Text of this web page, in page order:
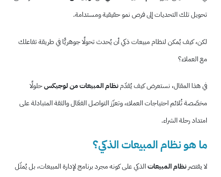
تحويل تلك التحديات إلى فرص نمو حقيقية ومستدامة.
لكن، كيف يُمكن لنظام مبيعات ذكي أن يُحدث تحولًا جوهريًّا في طريقة تفاعلك
مع العملاء؟
في هذا المقال، نستعرض كيف يُقدّمنظام المبيعات من لوجيكسحلولًا
مخصّصة تُلائم احتياجات العملاء، وتعزّز التواصل الفعّال والثقة المتبادلة على
امتداد رحلة الشراء.
ما هو نظام المبيعات الذكي؟
لا يقتصر نظام المبيعاتالذكي على كونه مجرد برنامج لإدارة المبيعات، بل يُمثّل